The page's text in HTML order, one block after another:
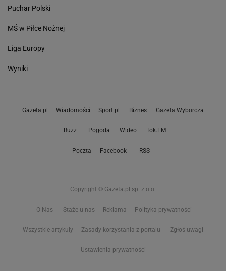
Puchar Polski
MŚ w Piłce Nożnej
Liga Europy
Wyniki
Gazeta.pl Wiadomości Sport.pl Biznes Gazeta Wyborcza
Buzz Pogoda Wideo Tok.FM
Poczta Facebook RSS
Copyright © Gazeta.pl sp. z o.o.
O Nas Staże u nas Reklama Polityka prywatności
Wszystkie artykuły Zasady korzystania z portalu Zgłoś uwagi
Ustawienia prywatności